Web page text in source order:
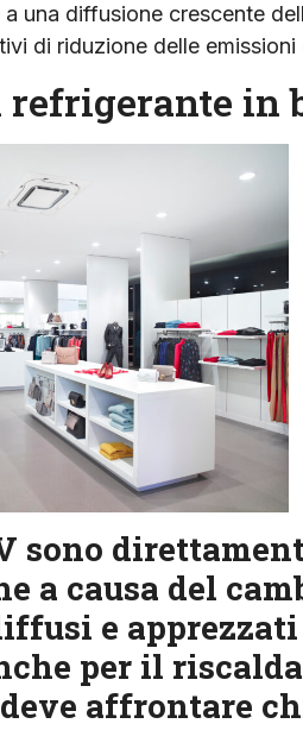
una diffusione crescente
di riduzione delle emissioni
in
sono
a causa del
e
per il
affrontare